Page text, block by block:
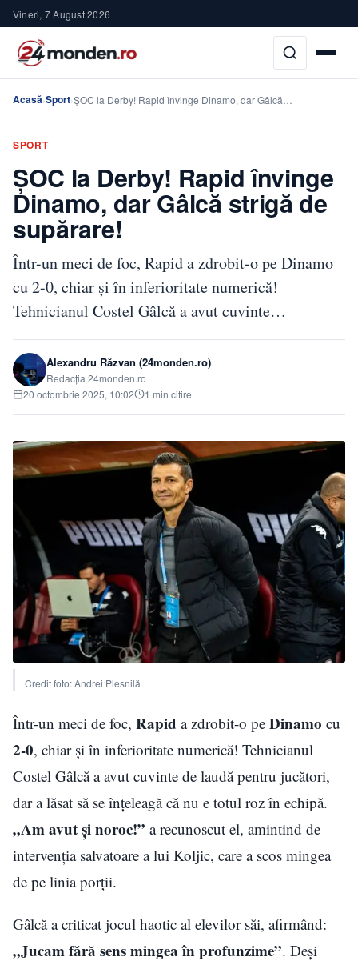
Vineri, 7 August 2026
Acasă›Sport›ŞOC la Derby! Rapid învinge Dinamo, dar Gâlcă…
SPORT
ŞOC la Derby! Rapid învinge
Dinamo, dar Gâlcă strigă de
supărare!
Într-un meci de foc, Rapid a zdrobit-o pe Dinamo
cu 2-0, chiar și în inferioritate numerică!
Tehnicianul Costel Gâlcă a avut cuvinte…
Alexandru Răzvan (24monden.ro)
Redacția 24monden.ro
20 octombrie 2025, 10:02
1 min citire
Credit foto: Andrei Plesnilă
Într-un meci de foc, Rapid a zdrobit-o pe Dinamo cu
2-0, chiar și în inferioritate numerică! Tehnicianul
Costel Gâlcă a avut cuvinte de laudă pentru jucători,
dar a lăsat să se înțeleagă că nu e totul roz în echipă.
„Am avut și noroc!” a recunoscut el, amintind de
intervenția salvatoare a lui Koljic, care a scos mingea
de pe linia porții.
Gâlcă a criticat jocul haotic al elevilor săi, afirmând:
„Jucam fără sens mingea în profunzime”. Deși